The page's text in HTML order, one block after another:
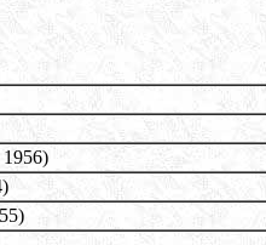
1956)